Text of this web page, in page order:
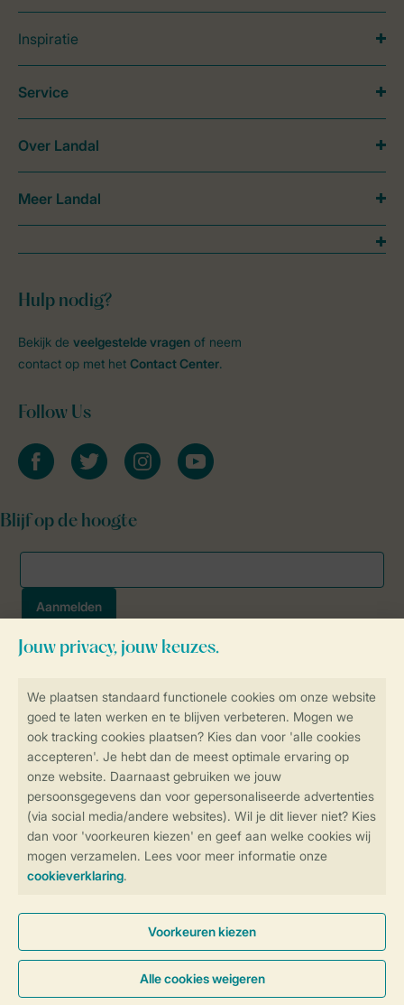
Controle over jouw gegevens &
privacy
SSL certificaat
Veilige gegevensoverdracht
Veilige betaling
Inspiratie
Hulp nodig?
Bekijk de veelgestelde vragen of neem
contact op met het Contact Center.
Follow Us
facebooktwitter instagramyoutube
Blijf op de hoogte
Service
Over Landal
Meer Landal
Algemene voorwaarden Privacy notice
Disclaimer
Toegankelijkheid © 2026 Landal